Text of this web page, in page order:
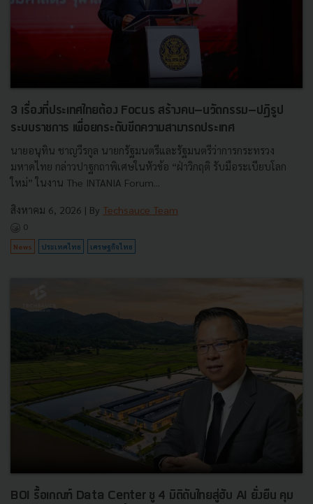
3 เรื่องที่ประเทศไทยต้อง Focus สร้างคน–นวัตกรรม–ปฏิรูป
ระบบราชการ เพื่อยกระดับขีดความสามารถประเทศ
นายอนุทิน ชาญวีรกูล นายกรัฐมนตรีและรัฐมนตรีว่าการกระทรวง
มหาดไทย กล่าวปาฐกถาพิเศษในหัวข้อ “ฝ่าวิกฤติ รับมือระเบียบโลก
ใหม่” ในงาน The INTANIA Forum...
สิงหาคม 6, 2026 | By Techsauce Team
0
News ประเทศไทย เศรษฐกิจไทย
BOI รื้อเกณฑ์ Data Center ชู 4 มิติดันไทยสู่ฮับ AI ยั่งยืน คุม